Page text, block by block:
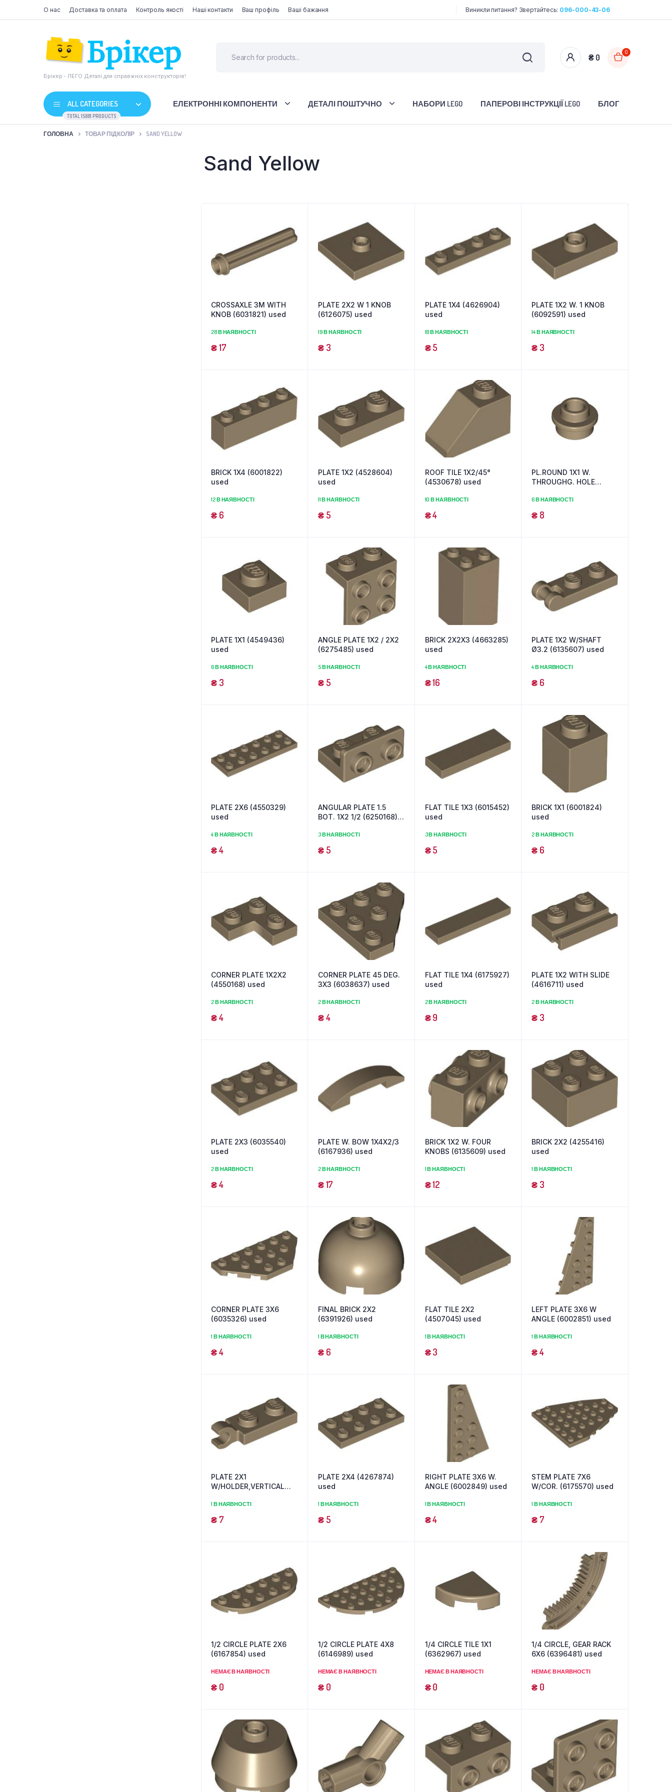
О нас Доставка та оплата Контроль якості Наші контакти Ваш профіль Ваші бажання Виникли питання? Звертайтесь: 096-000-43-06
Брікер - ЛЕГО Деталі для справжніх конструкторів!
₴ 0
0
ALL CATEGORIES
TOTAL 15881 PRODUCTS
ЕЛЕКТРОННІ КОМПОНЕНТИ ДЕТАЛІ ПОШТУЧНО НАБОРИ LEGO ПАПЕРОВІ ІНСТРУКЦІЇ LEGO БЛОГ
ГОЛОВНА ТОВАР ПІДКОЛІР SAND YELLOW
Sand Yellow
CROSSAXLE 3M WITH
KNOB (6031821) used
28 В НАЯВНОСТІ
₴17
PLATE 2X2 W 1 KNOB
(6126075) used
19 В НАЯВНОСТІ
₴3
PLATE 1X4 (4626904)
used
18 В НАЯВНОСТІ
₴5
PLATE 1X2 W. 1 KNOB
(6092591) used
14 В НАЯВНОСТІ
₴ 3
BRICK 1X4 (6001822)
used
12 В НАЯВНОСТІ
₴6
PLATE 1X2 (4528604)
used
11 В НАЯВНОСТІ
₴5
ROOF TILE 1X2/45°
(4530678) used
10 В НАЯВНОСТІ
₴4
PL.ROUND 1X1 W.
THROUGHG. HOLE
6 В НАЯВНОСТІ
₴ 8
PLATE 1X1 (4549436)
used
6 В НАЯВНОСТІ
₴3
ANGLE PLATE 1X2 / 2X2
(6275485) used
5 В НАЯВНОСТІ
₴5
BRICK 2X2X3 (4663285)
used
4 В НАЯВНОСТІ
₴16
PLATE 1X2 W/SHAFT
Ø3.2 (6135607) used
4 В НАЯВНОСТІ
₴ 6
PLATE 2X6 (4550329)
used
4 В НАЯВНОСТІ
₴4
ANGULAR PLATE 1.5
BOT. 1X2 1/2 (6250168)
3 В НАЯВНОСТІ
₴5
FLAT TILE 1X3 (6015452)
used
3 В НАЯВНОСТІ
₴5
BRICK 1X1 (6001824)
used
2 В НАЯВНОСТІ
₴ 6
CORNER PLATE 1X2X2
(4550168) used
2 В НАЯВНОСТІ
₴4
CORNER PLATE 45 DEG.
3X3 (6038637) used
2 В НАЯВНОСТІ
₴4
FLAT TILE 1X4 (6175927)
used
2 В НАЯВНОСТІ
₴9
PLATE 1X2 WITH SLIDE
(4616711) used
2 В НАЯВНОСТІ
₴ 3
PLATE 2X3 (6035540)
used
2 В НАЯВНОСТІ
₴4
PLATE W. BOW 1X4X2/3
(6167936) used
2 В НАЯВНОСТІ
₴17
BRICK 1X2 W. FOUR
KNOBS (6135609) used
1 В НАЯВНОСТІ
₴12
BRICK 2X2 (4255416)
used
1 В НАЯВНОСТІ
₴ 3
CORNER PLATE 3X6
(6035326) used
1 В НАЯВНОСТІ
₴4
FINAL BRICK 2X2
(6391926) used
1 В НАЯВНОСТІ
₴6
FLAT TILE 2X2
(4507045) used
1 В НАЯВНОСТІ
₴3
LEFT PLATE 3X6 W
ANGLE (6002851) used
1 В НАЯВНОСТІ
₴4
PLATE 2X1
W/HOLDER,VERTICAL
1 В НАЯВНОСТІ
₴7
PLATE 2X4 (4267874)
used
1 В НАЯВНОСТІ
₴5
RIGHT PLATE 3X6 W.
ANGLE (6002849) used
1 В НАЯВНОСТІ
₴4
STEM PLATE 7X6
W/COR. (6175570) used
1 В НАЯВНОСТІ
₴ 7
1/2 CIRCLE PLATE 2X6
(6167854) used
НЕМАЄ В НАЯВНОСТІ
₴0
1/2 CIRCLE PLATE 4X8
(6146989) used
НЕМАЄ В НАЯВНОСТІ
₴0
1/4 CIRCLE TILE 1X1
(6362967) used
НЕМАЄ В НАЯВНОСТІ
₴0
1/4 CIRCLE, GEAR RACK
6X6 (6396481) used
НЕМАЄ В НАЯВНОСТІ
₴ 0